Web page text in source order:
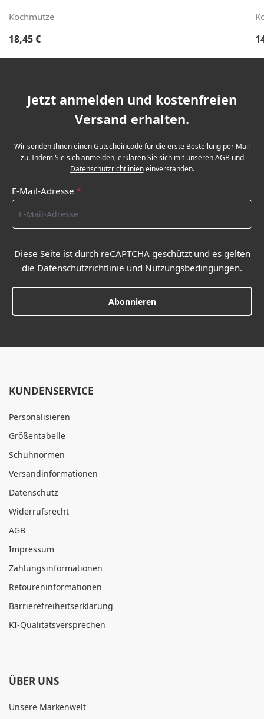
Kochmütze
Regulärer Preis:
18,45 €
Jetzt anmelden und kostenfreien
Versand erhalten.
Wir senden Ihnen einen Gutscheincode für die erste Bestellung per Mail
zu. Indem Sie sich anmelden, erklären Sie sich mit unserenAGBund
Datenschutzrichtlinieneinverstanden.
E-Mail-Adresse *
Diese Seite ist durch reCAPTCHA geschützt und es gelten
die Datenschutzrichtlinie und Nutzungsbedingungen.
Abonnieren
KUNDENSERVICE
Personalisieren
Größentabelle
Schuhnormen
Versandinformationen
Datenschutz
Widerrufsrecht
AGB
Impressum
Zahlungsinformationen
Retoureninformationen
Barrierefreiheitserklärung
KI-Qualitätsversprechen
ÜBER UNS
Unsere Markenwelt